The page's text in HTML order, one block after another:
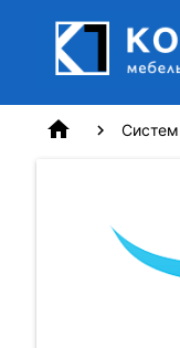
home